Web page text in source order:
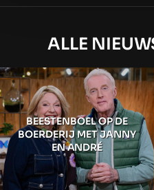
ALLE
BEESTENBOEL OP DE
BOERDERIJ MET JANNY
EN ANDRÉ